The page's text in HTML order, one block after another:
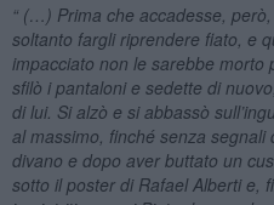
“ (…) Prima che accadesse,
soltanto fargli riprendere fiato, e
impacciato non le sarebbe morto
sfilò i pantaloni e sedette di
di lui. Si alzò e si abbassò
al massimo, finché senza
divano e dopo aver buttato un
sotto il poster di Rafael Alberti e,